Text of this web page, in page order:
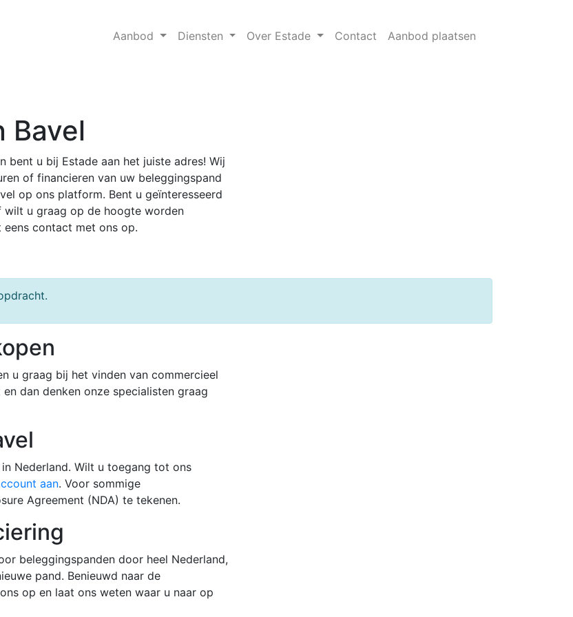
Aanbod
Diensten Over Estade Contact Aanbod plaatsen
Bavel
bent u bij Estade aan het juiste adres! Wij
of financieren van uw beleggingspand
op ons platform. Bent u geïnteresseerd
wilt u graag op de hoogte worden
eens contact met ons op.
u graag bij het vinden van commercieel
dan denken onze specialisten graag
Nederland. Wilt u toegang tot ons
aan. Voor sommige
Agreement (NDA) te tekenen.
beleggingspanden door heel Nederland,
pand. Benieuwd naar de
op en laat ons weten waar u naar op